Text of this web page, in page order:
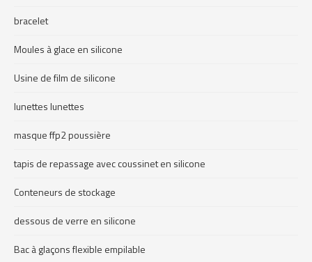
bracelet
Moules à glace en silicone
Usine de film de silicone
lunettes lunettes
masque ffp2 poussière
tapis de repassage avec coussinet en silicone
Conteneurs de stockage
dessous de verre en silicone
Bac à glaçons flexible empilable